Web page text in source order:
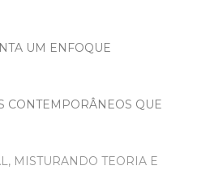
UM ENFOQUE
CONTEMPORÂNEOS QUE
MISTURANDO TEORIA E